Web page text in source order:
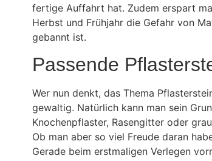
fertige Auffahrt hat. Zudem erspart
Herbst und Frühjahr die Gefahr von
gebannt ist.
Passende
Wer nun denkt, das Thema
gewaltig. Natürlich kann man sein
Knochenpflaster, Rasengitter oder
Ob man aber so viel Freude daran
Gerade beim erstmaligen Verlegen